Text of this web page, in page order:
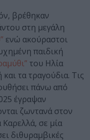
βρέθηκαν
στη μεγάλη
ενώ ακούραστοι
παιδική
του Ηλία
τα τραγούδια. Τις
πάνω από
έγραψαν
ζωντανά στον
σε μία
διθυραμβικές